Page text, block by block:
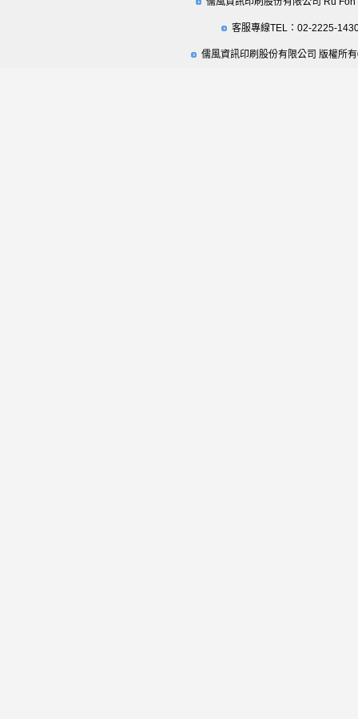
客服專線TEL：02-2225-
儒風資訊印刷股份有限公司 版權所